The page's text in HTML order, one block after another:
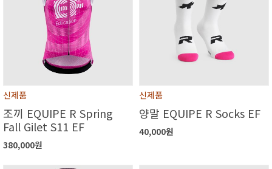
신제품
조끼 EQUIPE R Spring
Fall Gilet S11 EF
380,000원
신제품
양말 EQUIPE R Socks EF
40,000원